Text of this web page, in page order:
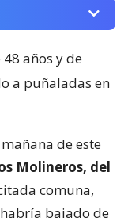
años y de
a puñaladas en
de este
Molineros, del
comuna,
bajado de